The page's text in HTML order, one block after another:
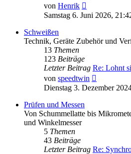
von Henrik
Beitrag
Samstag 6. Juni 2026,
Schweißen
Technik, Geräte Zubehör und
13 Themen
123 Beiträge
Letzter Beitrag Re: Lohnt
von speedtwin
Beitrag
Dienstag 3. Dezember
Prüfen und Messen
Von Schummellatte bis
und Winkelmesser
5 Themen
43 Beiträge
Letzter Beitrag Re: